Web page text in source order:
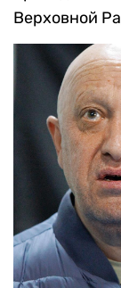
Верховной